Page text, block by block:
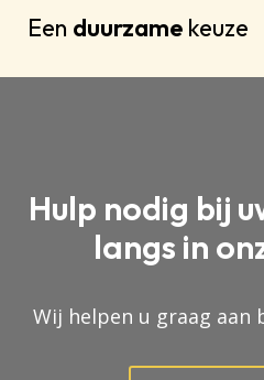
Een duurzame keuze
Hulp nodig bij
langs in
Wij helpen u graag aan